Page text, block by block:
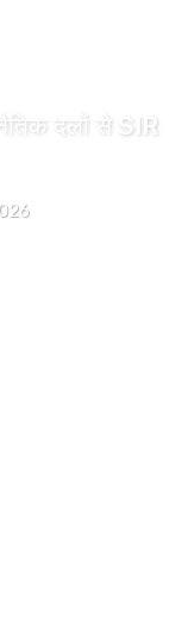
दलों से SIR